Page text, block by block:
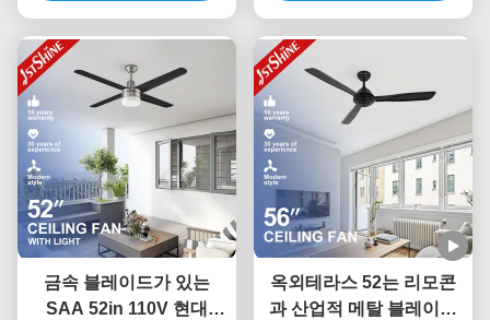
금속 블레이드가 있는
SAA 52in 110V 현대
옥외테라스 52는 리모콘
과 산업적 메탈 블레이드